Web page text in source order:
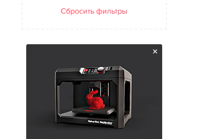
Сбросить фильтры